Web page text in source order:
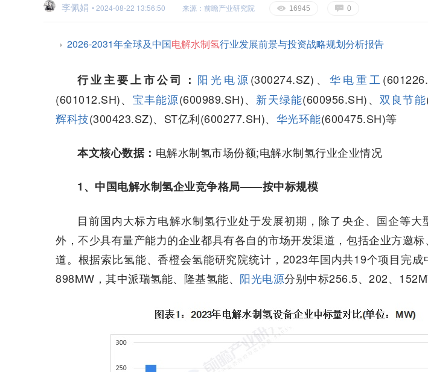
李佩娟 • 2024-08-22 13:56:50 来源：前瞻产业研究院 E 16945 G 0
2026-2031年全球及中国电解水制氢行业发展前景与投资战略规划分析报告
行业主要上市公司： 阳光电源(300274.SZ)、 华电重工
(601012.SH)、 宝丰能源(600989.SH)、 新天绿能(600956.SH)、 双良节能
辉科技(300423.SZ)、ST亿利(600277.SH)、 华光环能(600475.SH)等
本文核心数据： 电解水制氢市场份额;电解水制氢行业企业情况
1、中国电解水制氢企业竞争格局——按中标规模
目前国内大标方电解水制氢行业处于发展初期，除了央企、国企等大
外，不少具有量产能力的企业都具有各自的市场开发渠道，包括企业方邀
道。根据索比氢能、香橙会氢能研究院统计，2023年国内共19个项目完成
898MW，其中派瑞氢能、隆基氢能、 阳光电源分别中标256.5、202、